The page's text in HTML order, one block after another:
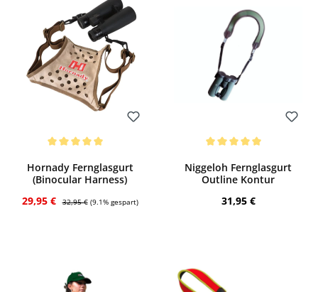
Bewerten
Hornady Fernglasgurt
(Binocular Harness)
Verkaufspreis:
29,95 € Regulärer Preis:
32,95 € (9.1% gespart)
Bewerten
Niggeloh Fernglasgurt
Outline Kontur
Regulärer Preis:
31,95 €